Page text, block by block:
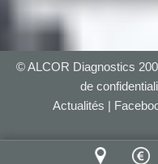
© ALCOR Diagnostics
de
Actualités |